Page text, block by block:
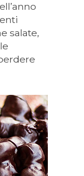
salate,